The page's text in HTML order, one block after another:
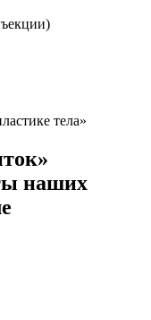
тела»
наших